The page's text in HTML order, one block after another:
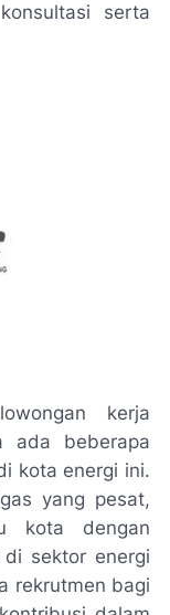
serta
kerja
ada beberapa
kota energi ini.
yang pesat,
kota dengan
sektor energi
rekrutmen bagi